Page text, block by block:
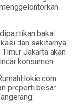
bakal
dan sekitarnya
Jakarta akan
konsumen.
properti besar